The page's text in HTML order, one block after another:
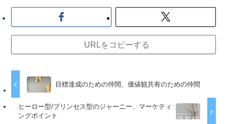
URLをコピーする
目標達成のための仲間、価値観共有のための仲間
ヒーロー型/プリンセス型のジャーニー、マーケティ
ングポイント